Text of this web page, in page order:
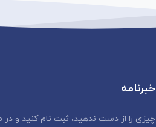
خبرنامه
چیزی را از دست ندهید، ثبت نام کنید و